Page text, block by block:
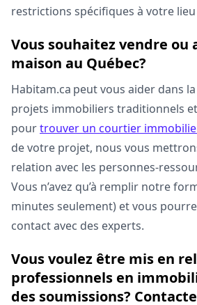
restrictions spécifiques à votre
Vous souhaitez vendre ou
maison au Québec?
Habitam.ca peut vous aider dans
projets immobiliers traditionnels
pourtrouver un courtier
de votre projet, nous vous
relation avec les personnes-
Vous n’avez qu’à remplir notre
minutes seulement) et vous
contact avec des experts.
Vous voulez être mis en
professionnels en
des soumissions?